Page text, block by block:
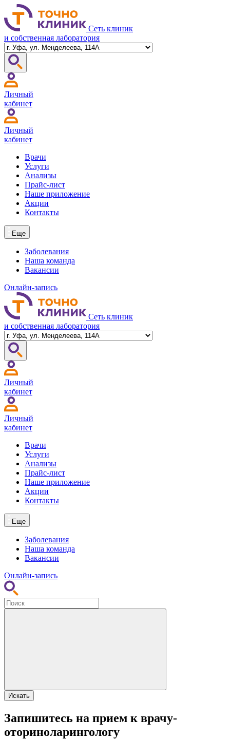
Сеть клиник
и собственная лаборатория
Личный
кабинет
Личный
кабинет
Врачи
Услуги
Анализы
Прайс-лист
Наше приложение
Акции
Контакты
Еще
Заболевания
Наша команда
Вакансии
Онлайн-запись
Сеть клиник
и собственная лаборатория
Личный
кабинет
Личный
кабинет
Врачи
Услуги
Анализы
Прайс-лист
Наше приложение
Акции
Контакты
Еще
Заболевания
Наша команда
Вакансии
Онлайн-запись
Искать
Запишитесь на прием к врачу-
оториноларингологу